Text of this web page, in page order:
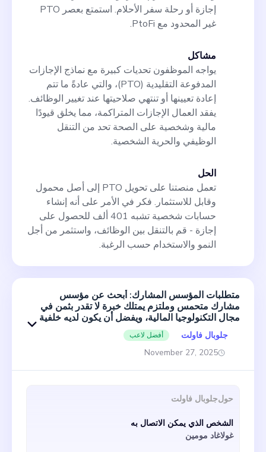
إجازة أو رحلة سفر الأحلام. استمتع بعصر PTO
غير المحدود مع PtoFi.
مشاكل
يواجه الموظفون تحديات كبيرة مع نماذج الإجازات
المدفوعة التقليدية (PTO)، والتي عادةً ما تتم
إعادة تعيينها أو تنتهي صلاحيتها عند تغيير الوظائف.
يفقد العمال الإجازات المتراكمة، مما يخلق قيودًا
مالية وشخصية على الصحة تحد من التنقل
الوظيفي والحرية الشخصية.
الحل
تعمل منصتنا على تحويل PTO إلى أصل محمول
وقابل للاستثمار. فكر في الأمر على أنه إنشاء
حسابات شخصية تشبه 401 ألف للحصول على
إجازة - قم بالتنقل بين الوظائف، واستثمر من أجل
النمو والاستخدام حسب الرغبة.
متطلبات المؤسس المشارك: أبحث عن مؤسس
مشارك متحمس وملتزم يمتلك خبرة لا تقدر بثمن في
مجال التكنولوجيا المالية، ويفضل أن يكون لديه خلفية
في منصات التوفير الجماعية. سيشمل الدور العمل
عن كثب معي في صنع القرار الاستراتيجي، بالإضافة
إلى جلب الخبرة القيمة للعمليات المالية والتجارية
يجلبون أفكارًا مبتكرة ومهارات تواصل قوية ونهجًا
المشتركة للتوفير الجماعي الفعال والميسّر إلى
السوق العالمية.
جلوبال فاولت أفضل لاعب
November 27, 2025
حولجلوبال فاولت
الشخص الذي يمكن الاتصال به
غولاغاد مومين